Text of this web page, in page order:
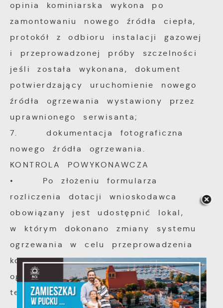
opinia kominiarska wykona po
zamontowaniu nowego źródła ciepła,
protokół z odbioru instalacji gazowej
i przeprowadzonej próby szczelności
jeśli została wykonana, dokument
potwierdzający uruchomienie nowego
źródła ogrzewania wystawiony przez
uprawnionego serwisanta;
7. dokumentacja fotograficzna
nowego źródła ogrzewania.
KONTROLA POWYKONAWCZA
• Po złożeniu formularza
rozliczenia dotacji wnioskodawca
obowiązany jest udostępnić lokal,
w którym dokonano zmiany systemu
ogrzewania w celu przeprowadzenia
kontroli powykonawczej. Termin
oględzin uzgodniony zostanie
telefonicznie.